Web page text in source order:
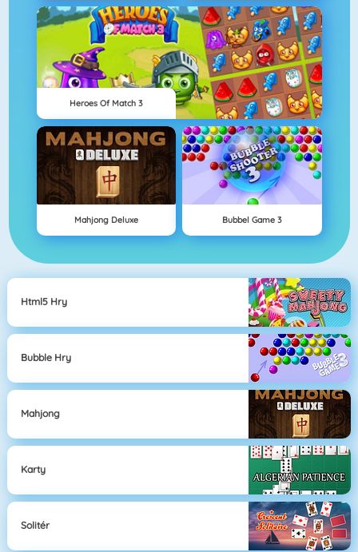
Heroes Of Match 3
Mahjong Deluxe Bubbel Game 3
Html5 Hry
Bubble Hry
Mahjong
Karty
Solitér